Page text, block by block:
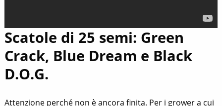
Scatole di 25 semi: Green
Crack, Blue Dream e Black
D.O.G.
Attenzione perché non è ancora finita. Per i grower a cui